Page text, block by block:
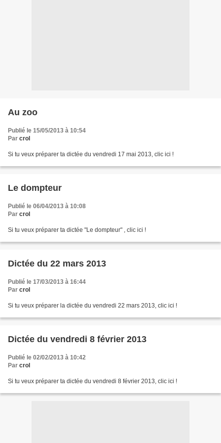
Au zoo
Publié le 15/05/2013 à 10:54
Par crol
Si tu veux préparer ta dictée du vendredi 17 mai 2013, clic ici !
Le dompteur
Publié le 06/04/2013 à 10:08
Par crol
Si tu veux préparer ta dictée "Le dompteur" , clic ici !
Dictée du 22 mars 2013
Publié le 17/03/2013 à 16:44
Par crol
Si tu veux préparer la dictée du vendredi 22 mars 2013, clic ici !
Dictée du vendredi 8 février 2013
Publié le 02/02/2013 à 10:42
Par crol
Si tu veux préparer ta dictée du vendredi 8 février 2013, clic ici !